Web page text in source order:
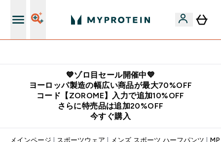
💙ゾロ目セール開催中💙
ヨーロッパ製造の幅広い商品が最大70%OFF
コード【ZOROME】入力で追加10%OFF
さらに特売品は追加20%OFF
今すぐ購入
メインページ スポーツウェア メンズ スポーツ ハーフパンツ